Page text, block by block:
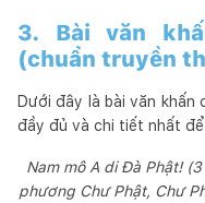
3. Bài văn
(chuẩn truyền
Dưới đây là bài văn khấn
đầy đủ và chi tiết nhất
Nam mô A di Đà Phật!
phương Chư Phật, Chư